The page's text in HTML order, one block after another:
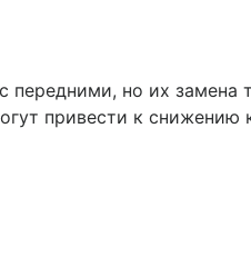
передними, но их замена
привести к снижению